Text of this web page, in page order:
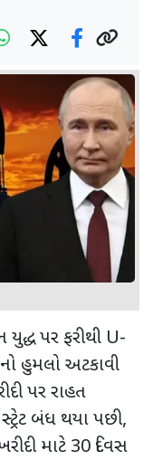
યુદ્ધ પર ફરીથી U-
હુમલો અટકાવી
પર રાહત
બંધ થયા પછી,
માટે 30 દિવસ